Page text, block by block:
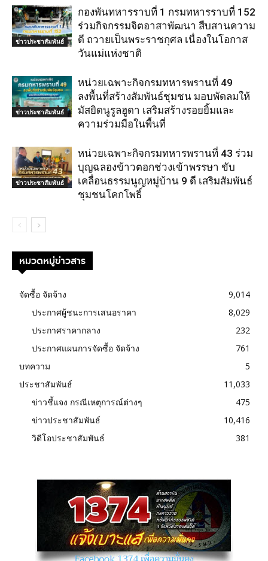
ข่าวประชาสัมพันธ์
กองพันทหารราบที่ 1 กรมทหารราบที่ 152
ร่วมกิจกรรมจิตอาสาพัฒนา สืบสานความ
ดี ถวายเป็นพระราชกุศล เนื่องในโอกาส
วันแม่แห่งชาติ
ข่าวประชาสัมพันธ์
หน่วยเฉพาะกิจกรมทหารพรานที่ 49
ลงพื้นที่สร้างสัมพันธ์ชุมชน มอบพัดลมให้
มัสยิดนูรูลฮูดา เสริมสร้างรอยยิ้มและ
ความร่วมมือในพื้นที่
ข่าวประชาสัมพันธ์
หน่วยเฉพาะกิจกรมทหารพรานที่ 43 ร่วม
บุญฉลองข้าวตอกช่วงเข้าพรรษา ขับ
เคลื่อนธรรมนูญหมู่บ้าน 9 ดี เสริมสัมพันธ์
ชุมชนโคกโพธิ์
หมวดหมู่ข่าวสาร
จัดซื้อ จัดจ้าง
9,014
ประกาศผู้ชนะการเสนอราคา
8,029
ประกาศราคากลาง
232
ประกาศแผนการจัดซื้อ จัดจ้าง
761
บทความ
5
ประชาสัมพันธ์
11,033
ข่าวชี้แจง กรณีเหตุการณ์ต่างๆ
475
ข่าวประชาสัมพันธ์
10,416
วิดีโอประชาสัมพันธ์
381